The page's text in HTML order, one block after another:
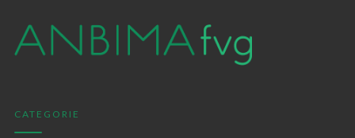
CATEGORIE